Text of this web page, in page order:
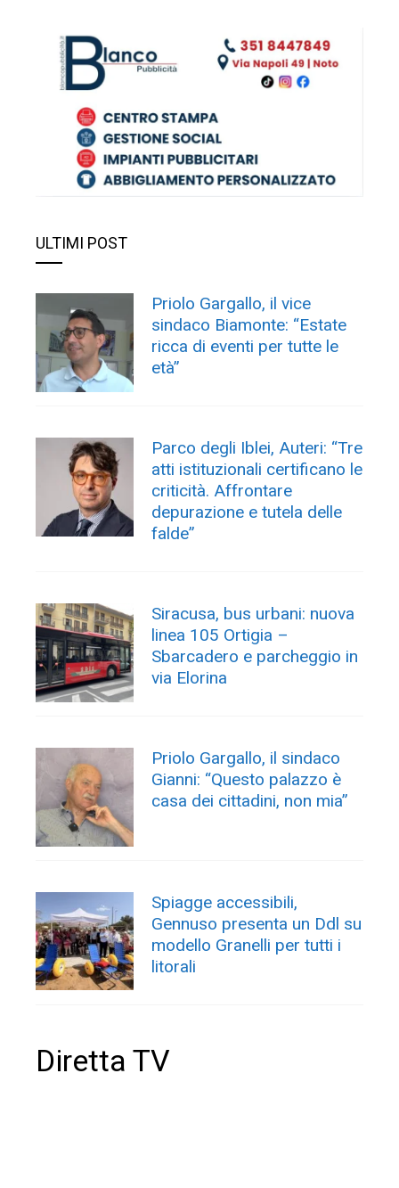
ULTIMI POST
Priolo Gargallo, il vice
sindaco Biamonte: “Estate
ricca di eventi per tutte le
età”
Parco degli Iblei, Auteri: “Tre
atti istituzionali certificano le
criticità. Affrontare
depurazione e tutela delle
falde”
Siracusa, bus urbani: nuova
linea 105 Ortigia –
Sbarcadero e parcheggio in
via Elorina
Priolo Gargallo, il sindaco
Gianni: “Questo palazzo è
casa dei cittadini, non mia”
Spiagge accessibili,
Gennuso presenta un Ddl su
modello Granelli per tutti i
litorali
Diretta TV